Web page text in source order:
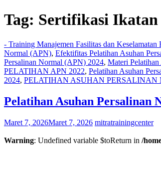
Tag: Sertifikasi
- Training Manajemen Fasilitas dan Keselamatan
Normal (APN), Efektifitas Pelatihan Asuhan
Persalinan Normal (APN) 2024, Materi
PELATIHAN APN 2022, Pelatihan Asuhan
2024, PELATIHAN ASUHAN PERSALINAN
Pelatihan Asuhan Persalinan
Maret 7, 2026Maret 7, 2026 mitratrainingcenter
Warning: Undefined variable $toReturn in /